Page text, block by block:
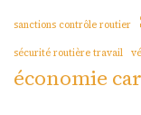
sanctions contrôle routier
sécurité routière travail
économie